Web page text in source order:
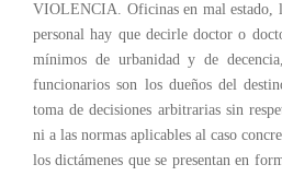
VIOLENCIA. Oficinas en mal estado,
personal hay que decirle doctor o
mínimos de urbanidad y de
funcionarios son los dueños del
toma de decisiones arbitrarias sin
ni a las normas aplicables al caso
los dictámenes que se presentan en